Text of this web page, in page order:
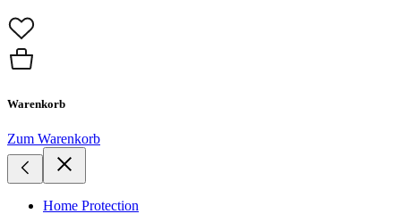
Warenkorb
Zum Warenkorb
Home Protection